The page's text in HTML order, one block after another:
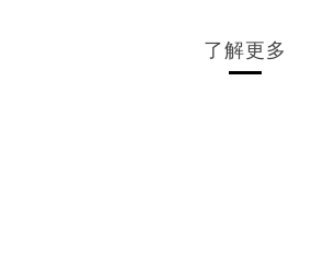
了解更多